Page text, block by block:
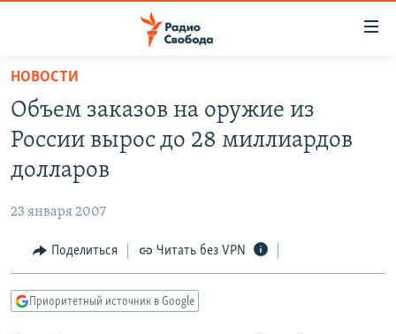
упрощенного
доступа
Вернуться
основному
Вернутся
Вернутся
ПРОГРАММЫ
АВТОРСКИЕ ПРОЕКТЫ
МНЕНИЯ
КУЛЬТУРА
КАВКАЗ.РЕАЛИИ
НОВОСТИ
Объем заказов на оружие из
России вырос до 28 миллиардов
долларов
23 января 2007
Поделиться Читать без VPN
Приоритетный источник в Google